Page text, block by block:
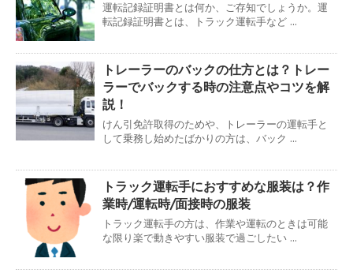
運転記録証明書とは何か、ご存知でしょうか。運
転記録証明書とは、トラック運転手など ...
トレーラーのバックの仕方とは？トレー
ラーでバックする時の注意点やコツを解
説！
けん引免許取得のためや、トレーラーの運転手と
して乗務し始めたばかりの方は、バック ...
トラック運転手におすすめな服装は？作
業時/運転時/面接時の服装
トラック運転手の方は、作業や運転のときは可能
な限り楽で動きやすい服装で過ごしたい ...